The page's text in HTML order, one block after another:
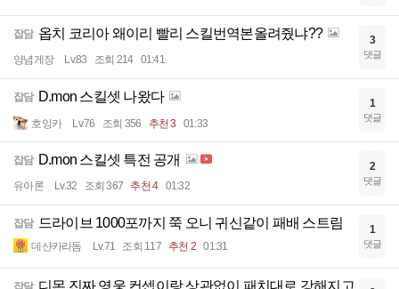
잡담 옵치 코리아 왜이리 빨리 스킬번역본올려줬냐??
양념게장 Lv.83 조회 214 01:41
3
댓글
잡담 D.mon 스킬셋 나왔다
호잉카 Lv.76 조회 356 추천 3 01:33
1
댓글
잡담 D.mon 스킬셋 특전 공개
유아론 Lv.32 조회 367 추천 4 01:32
2
댓글
잡담 드라이브 1000포까지 쭉 오니 귀신같이 패배 스트림
데샨카라돔 Lv.71 조회 117 추천 2 01:31
1
댓글
잡담 디몬 진짜 영웅 컨셉이랑 상관없이 패치대로 강해지고